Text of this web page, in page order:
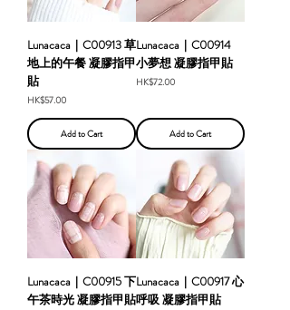
Lunacaca｜C00913 草
地上的午餐 凝膠指甲
貼
Price
HK$57.00
Add to Cart
Lunacaca｜C00914
小夢想 凝膠指甲貼
Price
HK$72.00
Add to Cart
Lunacaca｜C00915 下
午茶時光 凝膠指甲貼
Lunacaca｜C00917 心
呼吸 凝膠指甲貼